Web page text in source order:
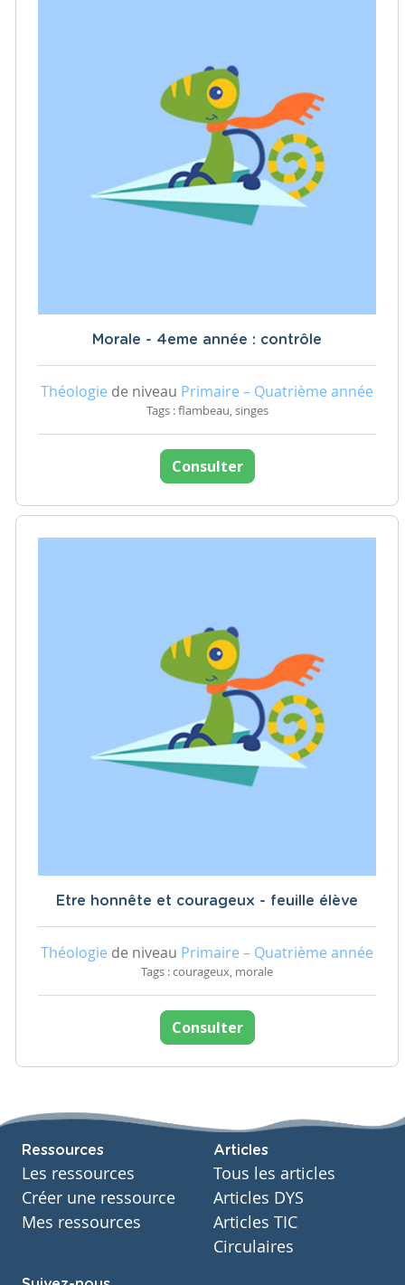
Morale - 4eme année : contrôle
Théologie de niveau Primaire – Quatrième année
Tags : flambeau, singes
Consulter
Etre honnête et courageux - feuille élève
Théologie de niveau Primaire – Quatrième année
Tags : courageux, morale
Consulter
Ressources
Les ressources
Créer une ressource
Mes ressources
Articles
Tous les articles
Articles DYS
Articles TIC
Circulaires